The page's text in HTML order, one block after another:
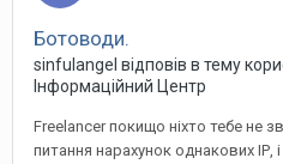
Ботоводи.
sinfulangel відповів в тему
Інформаційний Центр
Freelancer покищо ніхто тебе не
питання нарахунок однакових ІР,